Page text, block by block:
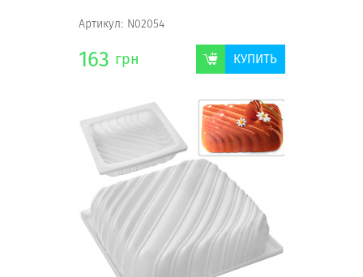
Артикул: N02054
163 грн КУПИТЬ